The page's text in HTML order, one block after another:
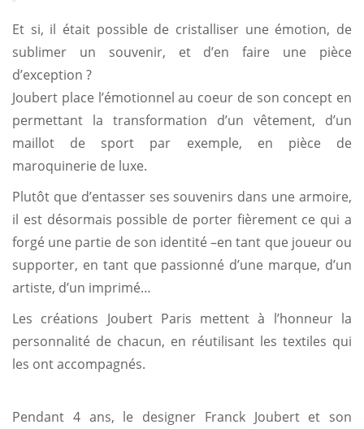
Et si, il était possible de cristalliser une émotion, de
sublimer un souvenir, et d’en faire une pièce
d’exception ?
Joubert place l’émotionnel au coeur de son concept en
permettant la transformation d’un vêtement, d’un
maillot de sport par exemple, en pièce de
maroquinerie de luxe.
Plutôt que d’entasser ses souvenirs dans une armoire,
il est désormais possible de porter fièrement ce qui a
forgé une partie de son identité –en tant que joueur ou
supporter, en tant que passionné d’une marque, d’un
artiste, d’un imprimé…
Les créations Joubert Paris mettent à l’honneur la
personnalité de chacun, en réutilisant les textiles qui
les ont accompagnés.
Pendant 4 ans, le designer Franck Joubert et son